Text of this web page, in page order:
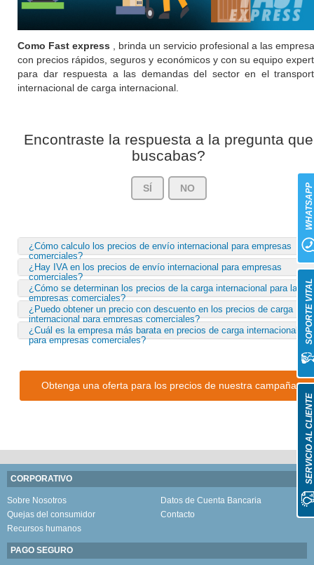
Como Fast express , brinda un servicio profesional a las
con precios rápidos, seguros y económicos y con su equipo
para dar respuesta a las demandas del sector en el
internacional de carga internacional.
Encontraste la respuesta a la pregunta que
buscabas?
SÍ NO
¿Cómo calculo los precios de envío internacional para empresas
comerciales?
¿Hay IVA en los precios de envío internacional para empresas
comerciales?
¿Cómo se determinan los precios de la carga internacional para las
empresas comerciales?
¿Puedo obtener un precio con descuento en los precios de carga
internacional para empresas comerciales?
¿Cuál es la empresa más barata en precios de carga internacional
para empresas comerciales?
Obtenga una oferta para los precios de nuestra campaña
CORPORATIVO
Sobre Nosotros
Datos de Cuenta Bancaria
Quejas del consumidor
Contacto
Recursos humanos
PAGO SEGURO
SERVICIO AL CLIENTE
SOPORTE VITAL
WHATSAPP